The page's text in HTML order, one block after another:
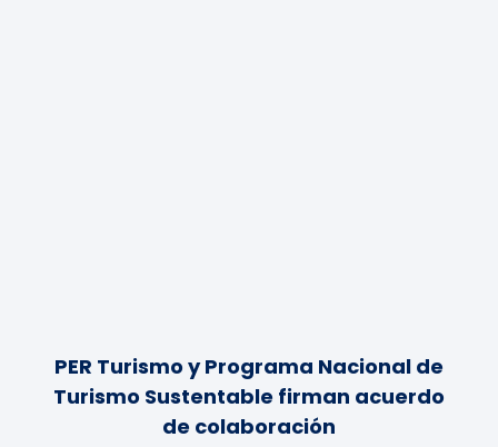
PER Turismo y Programa Nacional de
Turismo Sustentable firman acuerdo
de colaboración